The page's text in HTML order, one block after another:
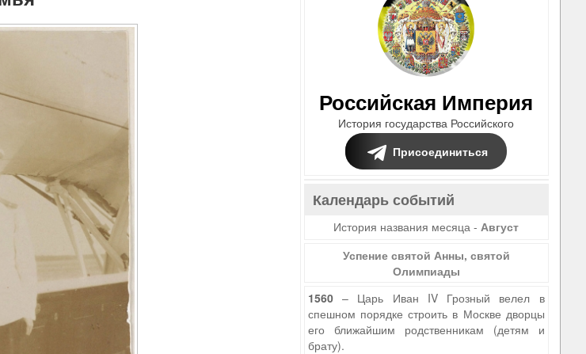
Российская Империя
История государства Российского
Присоединиться
Календарь событий
История названия месяца -Август
Успение святой Анны, святой
Олимпиады
1560– Царь Иван IV Грозный велел в
спешном порядке строить в Москве дворцы
его ближайшим родственникам (детям и
брату).